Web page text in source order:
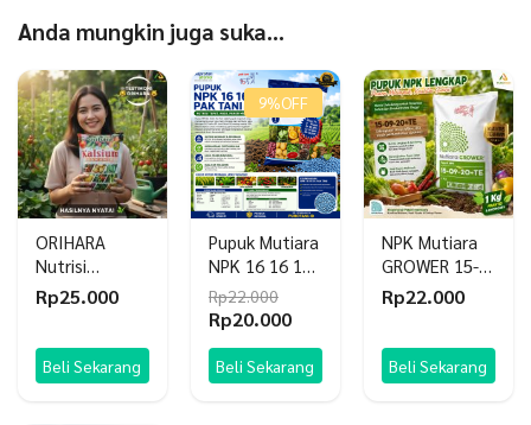
Anda mungkin juga suka…
ORIHARA
Nutrisi
Booster
Tanaman Anti
Rontok
Rp25.000
Beli Sekarang
9%OFF
Pupuk Mutiara
NPK 16 16 16
Pak Tani
Rp22.000
Harga
adalah:
Rp22.000.
Rp20.000Harga
ini
adalah:
Beli Sekarang
NPK Mutiara
GROWER 15-
09-20+TE
Meroke 1 KG
Rp22.000
Beli Sekarang